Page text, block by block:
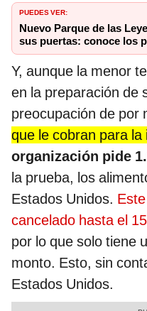
PUEDES VER:
Nuevo Parque de las
sus puertas: conoce los
Y, aunque la menor
en la preparación de
preocupación de por
que le cobran para la
organización pide
la prueba, los
Estados Unidos.
cancelado hasta el
por lo que solo tiene
monto. Esto, sin
Estados Unidos.